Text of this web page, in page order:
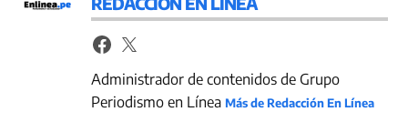
Administrador de contenidos de Grupo
Periodismo en LíneaMás de Redacción En Línea